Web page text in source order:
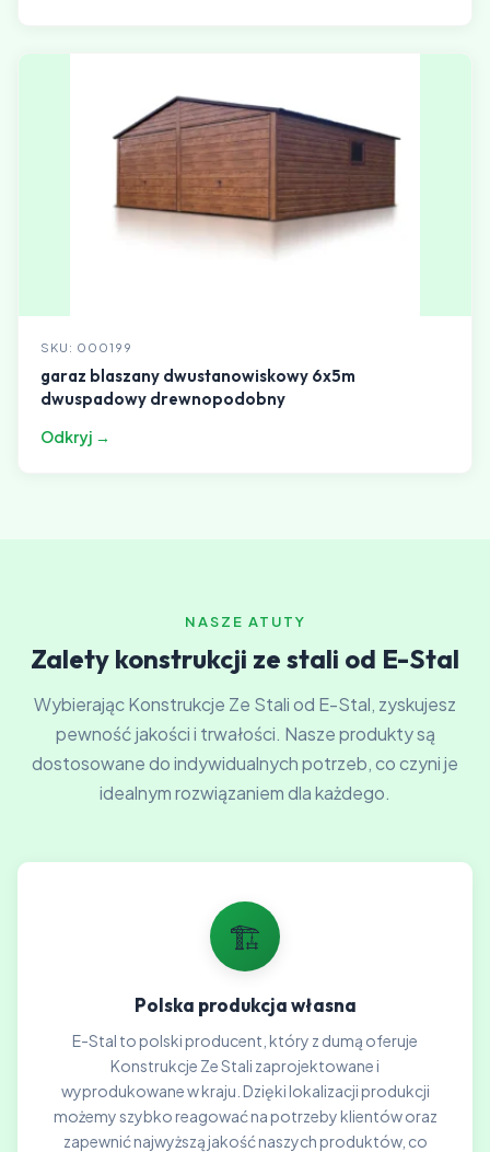
SKU: 000199
garaz blaszany dwustanowiskowy 6x5m
dwuspadowy drewnopodobny
Odkryj →
NASZE ATUTY
Zalety konstrukcji ze stali od E-Stal
Wybierając Konstrukcje Ze Stali od E-Stal, zyskujesz
pewność jakości i trwałości. Nasze produkty są
dostosowane do indywidualnych potrzeb, co czyni je
idealnym rozwiązaniem dla każdego.
🏗️
Polska produkcja własna
E-Stal to polski producent, który z dumą oferuje
Konstrukcje Ze Stali zaprojektowane i
wyprodukowane w kraju. Dzięki lokalizacji produkcji
możemy szybko reagować na potrzeby klientów oraz
zapewnić najwyższą jakość naszych produktów, co